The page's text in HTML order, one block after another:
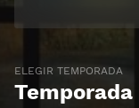
ELEGIR TEMPORADA
Temporada